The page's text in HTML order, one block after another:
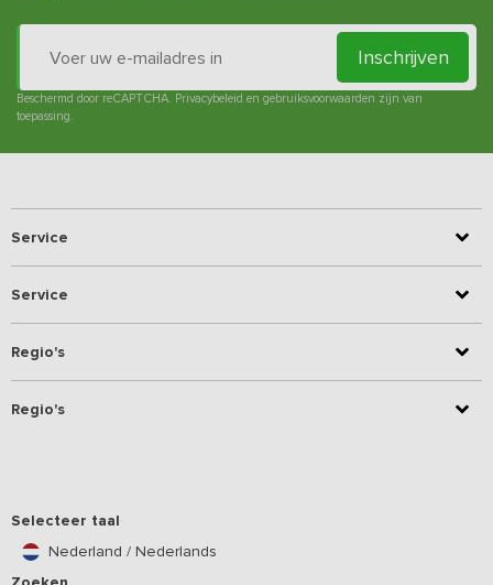
Inschrijven
Beschermd door reCAPTCHA. Privacybeleid en gebruiksvoorwaarden zijn van
toepassing.
Service
Service
Regio's
Regio's
Selecteer taal
Nederland / Nederlands